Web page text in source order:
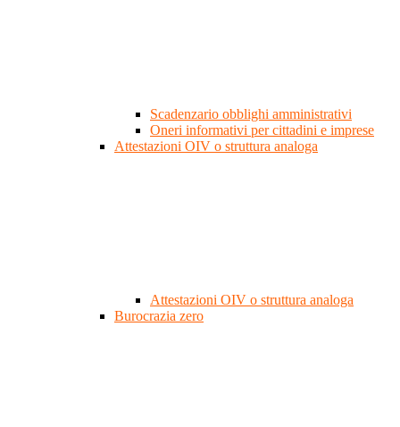
Scadenzario obblighi amministrativi
Oneri informativi per cittadini e imprese
Attestazioni OIV o struttura analoga
Attestazioni OIV o struttura analoga
Burocrazia zero